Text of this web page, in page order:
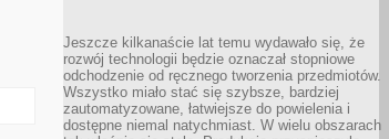
Jeszcze kilkanaście lat temu wydawało się, że
rozwój technologii będzie oznaczał stopniowe
odchodzenie od ręcznego tworzenia przedmiotów.
Wszystko miało stać się szybsze, bardziej
zautomatyzowane, łatwiejsze do powielenia i
dostępne niemal natychmiast. W wielu obszarach